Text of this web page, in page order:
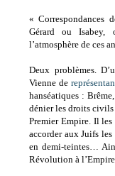
« Correspondances
Gérard ou Isabey,
l’atmosphère de ces
Deux problèmes.
Vienne de
hanséatiques :
dénier les droits civils
Premier Empire. Il
accorder aux Juifs
en demi-teintes…
Révolution à